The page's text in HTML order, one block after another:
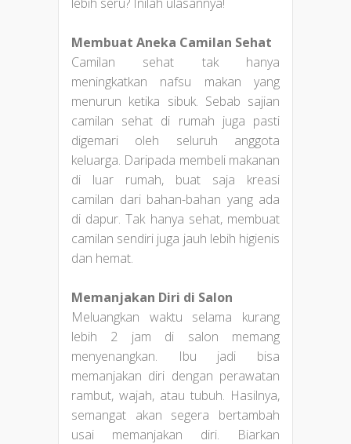
Membuat Aneka Camilan Sehat
Camilan sehat tak hanya
meningkatkan nafsu makan yang
menurun ketika sibuk. Sebab sajian
camilan sehat di rumah juga pasti
digemari oleh seluruh anggota
keluarga. Daripada membeli makanan
di luar rumah, buat saja kreasi
camilan dari bahan-bahan yang ada
di dapur. Tak hanya sehat, membuat
camilan sendiri juga jauh lebih higienis
dan hemat.
Memanjakan Diri di Salon
Meluangkan waktu selama kurang
lebih 2 jam di salon memang
menyenangkan. Ibu jadi bisa
memanjakan diri dengan perawatan
rambut, wajah, atau tubuh. Hasilnya,
semangat akan segera bertambah
usai memanjakan diri. Biarkan